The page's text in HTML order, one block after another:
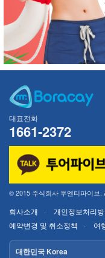
대표전화
1661-2372
© 2015 주식회사 투엔티파이브.
회사소개 개인정보처리
예약변경 및 취소정책
여
대한민국 Korea